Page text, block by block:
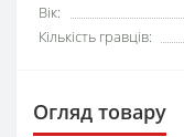
Вік:
Кількість гравців:
Огляд товару